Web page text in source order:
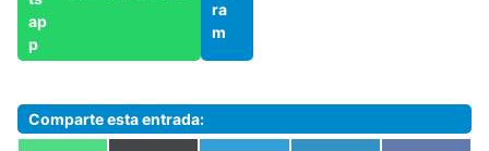
Comparte esta entrada: